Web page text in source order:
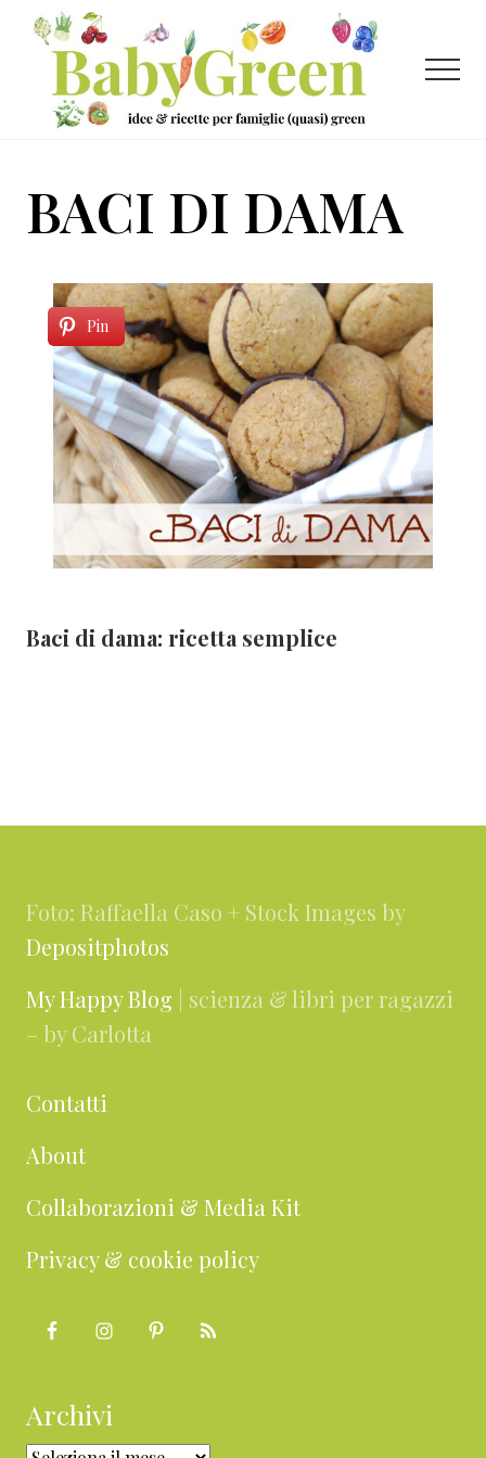
Menu
Passa
contenuto
principale
Passa
ricette
famiglie
(quasi)
green
Menu
BACI DI DAMA
Pin
Baci di dama: ricetta semplice
Foto: Raffaella Caso + Stock Images by
Depositphotos
My Happy Blog | scienza & libri per ragazzi
– by Carlotta
Contatti
About
Collaborazioni & Media Kit
Privacy & cookie policy
Archivi